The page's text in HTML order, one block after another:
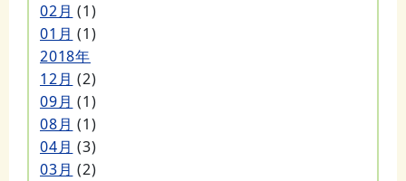
02月 (1)
01月 (1)
2018年
12月 (2)
09月 (1)
08月 (1)
04月 (3)
03月 (2)